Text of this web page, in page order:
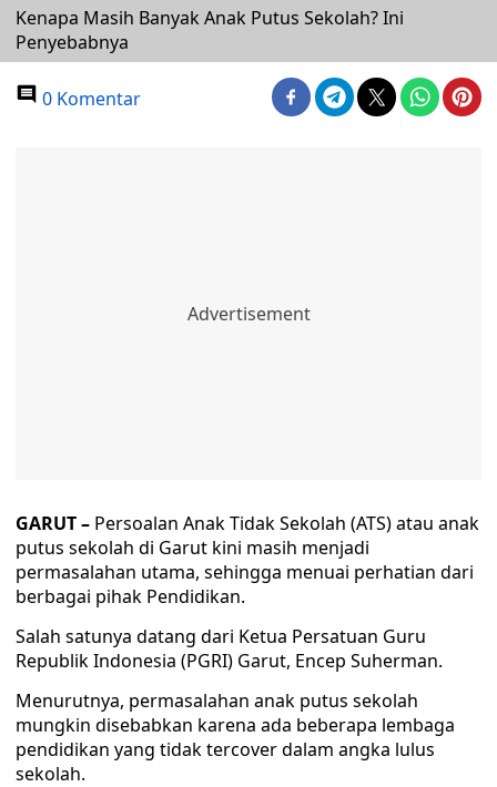
Kenapa Masih Banyak Anak Putus Sekolah? Ini
Penyebabnya
0 Komentar
GARUT – Persoalan Anak Tidak Sekolah (ATS) atau anak
putus sekolah di Garut kini masih menjadi
permasalahan utama, sehingga menuai perhatian dari
berbagai pihak Pendidikan.
Salah satunya datang dari Ketua Persatuan Guru
Republik Indonesia (PGRI) Garut, Encep Suherman.
Menurutnya, permasalahan anak putus sekolah
mungkin disebabkan karena ada beberapa lembaga
pendidikan yang tidak tercover dalam angka lulus
sekolah.